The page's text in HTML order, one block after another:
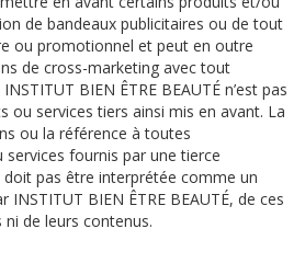
de bandeaux publicitaires ou de tout
ou promotionnel et peut en outre
de cross-marketing avec tout
BIEN ÊTRE BEAUTÉ n’est pas
ou services tiers ainsi mis en avant. La
ou la référence à toutes
fournis par une tierce
pas être interprétée comme un
BIEN ÊTRE BEAUTÉ, de ces
de leurs contenus.